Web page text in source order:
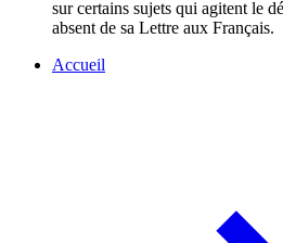
sur certains sujets qui agitent le
absent de sa Lettre aux Français.
Accueil